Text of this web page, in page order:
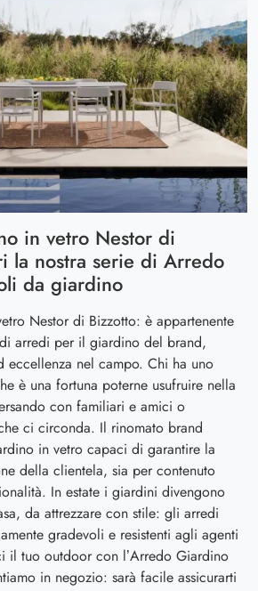
in vetro Nestor di
la nostra serie di Arredo
da giardino
Nestor di Bizzotto: è appartenente
arredi per il giardino del brand,
eccellenza nel campo. Chi ha uno
è una fortuna poterne usufruire nella
con familiari e amici o
ci circonda. Il rinomato brand
in vetro capaci di garantire la
della clientela, sia per contenuto
In estate i giardini divengono
da attrezzare con stile: gli arredi
gradevoli e resistenti agli agenti
il tuo outdoor con l’Arredo Giardino
in negozio: sarà facile assicurarti